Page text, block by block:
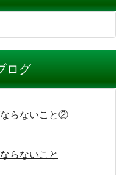
ログ
らないこと②
らないこと